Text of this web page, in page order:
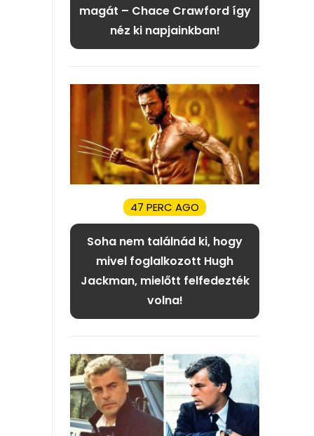
magát – Chace Crawford így
néz ki napjainkban!
47 PERC AGO
Soha nem találnád ki, hogy
mivel foglalkozott Hugh
Jackman, mielőtt felfedezték
volna!